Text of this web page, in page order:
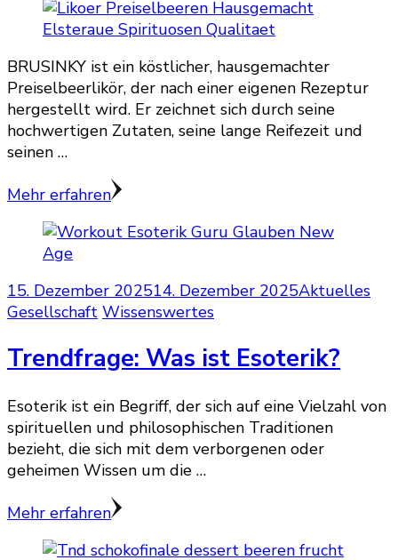
BRUSINKY ist ein köstlicher, hausgemachter
Preiselbeerlikör, der nach einer eigenen Rezeptur
hergestellt wird. Er zeichnet sich durch seine
hochwertigen Zutaten, seine lange Reifezeit und
seinen …
Mehr erfahren
15. Dezember 202514. Dezember 2025Aktuelles
Gesellschaft Wissenswertes
Trendfrage: Was ist Esoterik?
Esoterik ist ein Begriff, der sich auf eine Vielzahl von
spirituellen und philosophischen Traditionen
bezieht, die sich mit dem verborgenen oder
geheimen Wissen um die …
Mehr erfahren